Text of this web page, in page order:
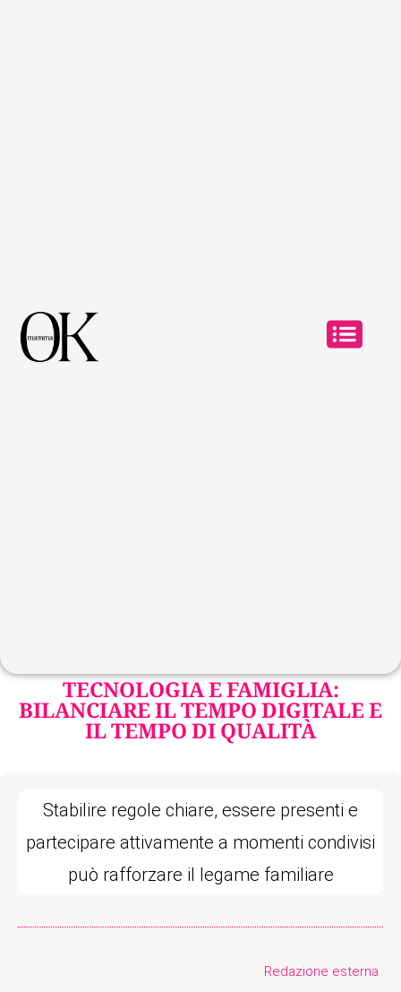
TECNOLOGIA E FAMIGLIA:
BILANCIARE IL TEMPO DIGITALE E
IL TEMPO DI QUALITÀ
Stabilire regole chiare, essere presenti e
partecipare attivamente a momenti condivisi
può rafforzare il legame familiare
Redazione esterna